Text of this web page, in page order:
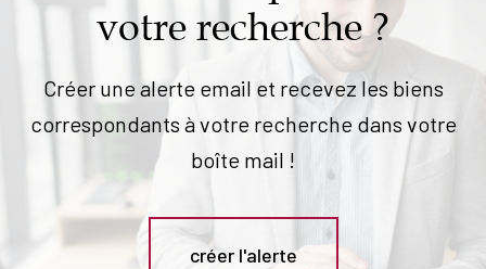
votre recherche ?
Créer une alerte email et recevez les biens
correspondants à votre recherche dans votre
boîte mail !
créer l'alerte